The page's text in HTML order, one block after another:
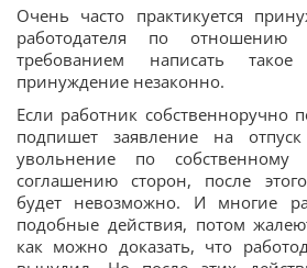
Очень часто практикуется
работодателя по
требованием написать
принуждение незаконно.
Если работник собственноручно
подпишет заявление на
увольнение по
соглашению сторон, после
будет невозможно. И многие
подобные действия, потом
как можно доказать, что